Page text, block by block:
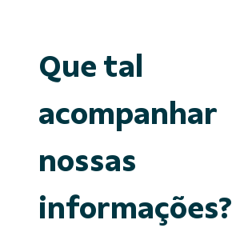
Que tal
acompanhar
nossas
informações?